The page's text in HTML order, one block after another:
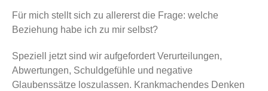
Für mich stellt sich zu allererst die Frage: welche
Beziehung habe ich zu mir selbst?
Speziell jetzt sind wir aufgefordert Verurteilungen,
Abwertungen, Schuldgefühle und negative
Glaubenssätze loszulassen. Krankmachendes Denken